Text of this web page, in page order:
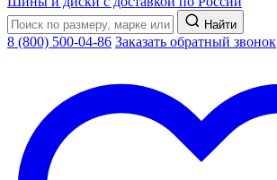
Найти
8 (800) 500-04-86 Заказать обратный звонок